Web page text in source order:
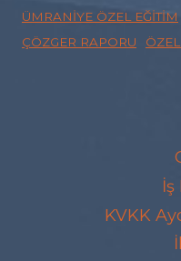
ÜMRANIYE ÖZEL EĞITIM
ÇÖZGER RAPORU
İş
KVKK